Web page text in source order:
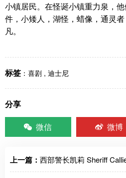
小镇居民。在怪诞小镇重力泉，
件，小矮人，湖怪，蜡像，通灵
凡。
标签 ： 喜剧 , 迪士尼
分享
微信
微博
上一篇： 西部警长凯莉 Sheriff